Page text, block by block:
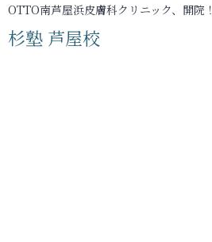
OTTO南芦屋浜皮膚科クリニック、開院！
杉塾 芦屋校